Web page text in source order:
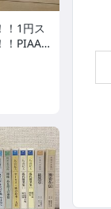
！1円ス
！PIAA
ア